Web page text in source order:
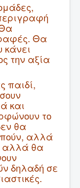
Θα
κάνει
την αξία
παιδί,
και
το
θα
αλλά
αλλά θα
δηλαδή σε